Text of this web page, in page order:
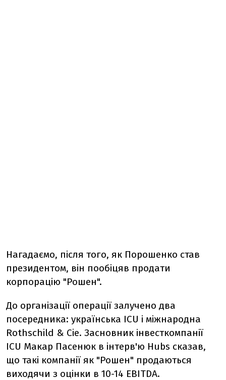
Нагадаємо, після того, як Порошенко став
президентом, він пообіцяв продати
корпорацію "Рошен".
До організації операції залучено два
посередника: українська ICU і міжнародна
Rothschild & Cie. Засновник інвесткомпанії
ICU Макар Пасенюк в інтерв'ю Hubs сказав,
що такі компанії як "Рошен" продаються
виходячи з оцінки в 10-14 EBITDA.